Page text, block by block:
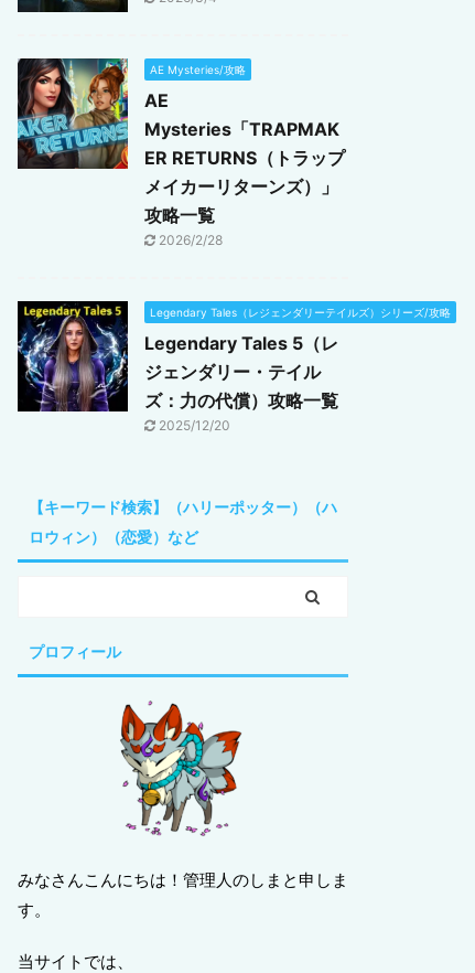
AE Mysteries/攻略
AE
Mysteries「TRAPMAK
ER RETURNS（トラップ
メイカーリターンズ）」
攻略一覧
2026/2/28
Legendary Tales（レジェンダリーテイルズ）シリーズ/攻略
Legendary Tales 5（レ
ジェンダリー・テイル
ズ：力の代償）攻略一覧
2025/12/20
【キーワード検索】（ハリーポッター）（ハ
ロウィン）（恋愛）など
プロフィール
みなさんこんにちは！管理人のしまと申しま
す。
当サイトでは、